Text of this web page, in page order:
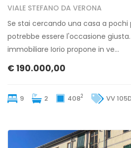
VIALE STEFANO DA VERONA
Se stai cercando una casa a pochi
potrebbe essere l'occasione giusta.
immobiliare Iorio propone in ve...
€ 190.000,00
9 2 4082 VV